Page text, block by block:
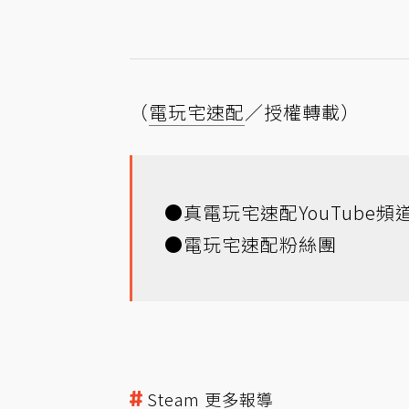
（電玩宅速配／授權轉載）
●真電玩宅速配YouTube頻
●電玩宅速配粉絲團
Steam 更多報導